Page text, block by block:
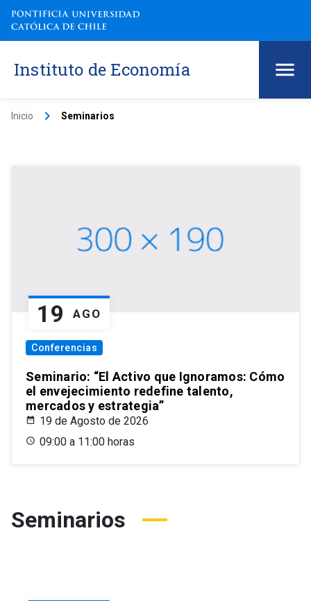
Instituto de Economía
Inicio keyboard_arrow_right Seminarios
19 AGO
Conferencias
Seminario: “El Activo que Ignoramos: Cómo
el envejecimiento redefine talento,
mercados y estrategia”
19 de Agosto de 2026
09:00 a 11:00 horas
Seminarios